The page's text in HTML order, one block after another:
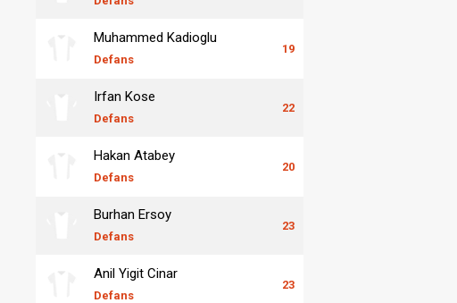
Muhammed Kadioglu
Defans
19
Irfan Kose
Defans
22
Hakan Atabey
Defans
20
Burhan Ersoy
Defans
23
Anil Yigit Cinar
Defans
23